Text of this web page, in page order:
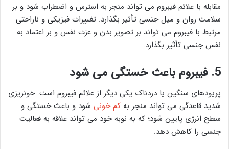
مقابله با علائم فیبروم می تواند منجر به استرس و اضطراب شود و بر
سلامت روان و میل جنسی تأثیر بگذارد. تغییرات فیزیکی و ناراحتی
مرتبط با فیبروم می تواند بر تصویر بدن و عزت نفس و بر اعتماد به
نفس جنسی تأثیر بگذارد.
5. فیبروم باعث خستگی می شود
پریودهای سنگین یا دردناک یکی دیگر از علائم فیبروم است. خونریزی
شدید قاعدگی می تواند منجر به کم خونی شود و باعث خستگی و
سطح انرژی پایین شود؛ که به نوبه خود می تواند علاقه به فعالیت
جنسی را کاهش دهد.